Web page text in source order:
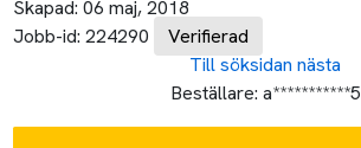
Skapad: 06 maj, 2018
Jobb-id: 224290 Verifierad
Till söksidan nästa
Beställare: a***********5